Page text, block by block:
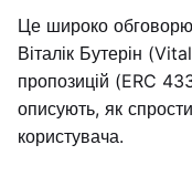
Це широко
Віталік Бутерін
пропозицій (ERC
описують, як
користувача.